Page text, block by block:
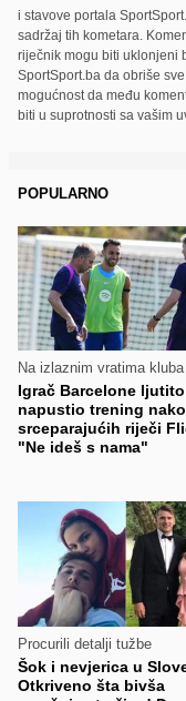
i stavove portala
sadržaj tih kometara.
riječnik mogu biti uklonjeni
SportSport.ba da obriše
mogućnost da među
biti u suprotnosti sa vašim
POPULARNO
Na izlaznim vratima kluba
Igrač Barcelone ljutito
napustio trening
srceparajućih riječi
"Ne ideš s nama"
Procurili detalji tužbe
Šok i nevjerica u
Otkriveno šta bivša